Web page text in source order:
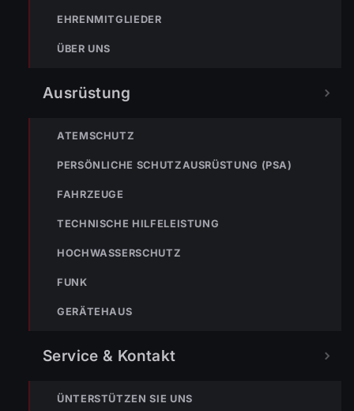
EHRENMITGLIEDER
ÜBER UNS
Ausrüstung
ATEMSCHUTZ
PERSÖNLICHE SCHUTZAUSRÜSTUNG (PSA)
FAHRZEUGE
TECHNISCHE HILFELEISTUNG
HOCHWASSERSCHUTZ
FUNK
GERÄTEHAUS
Service & Kontakt
ÜNTERSTÜTZEN SIE UNS
TEILEN
Markus Bereiter